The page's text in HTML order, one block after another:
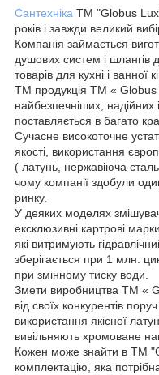
Сантехніка ТМ "Globus Lux"
років і завжди великий
Компанія займається
душових систем і шлангів
товарів для кухні і ванної
ТМ продукція ТМ « Globus
найбезпечніших, надійних
поставляється в багато
Сучасне високоточне
якості, використання
( латунь, нержавіюча
чому компанії здобули
ринку.
У деяких моделях
ексклюзивні картрові
які витримують
зберігається при 1 млн.
при змінному тиску води.
Змети виробництва ТМ «
від своїх конкурентів
використання якісної
вивільняють хромоване
Кожен може знайти в ТМ
комплектацію, яка